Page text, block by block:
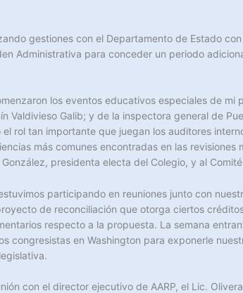
gestiones con el Departamento de Estado
Administrativa para conceder un periodo
los eventos educativos especiales de
Valdivieso Galib; y de la inspectora general de
rol tan importante que juegan los auditores
más comunes encontradas en las
González, presidenta electa del Colegio, y al
participando en reuniones junto con
de reconciliación que otorga ciertos
respecto a la propuesta. La semana
congresistas en Washington para exponerle
con el director ejecutivo de AARP, el Lic.